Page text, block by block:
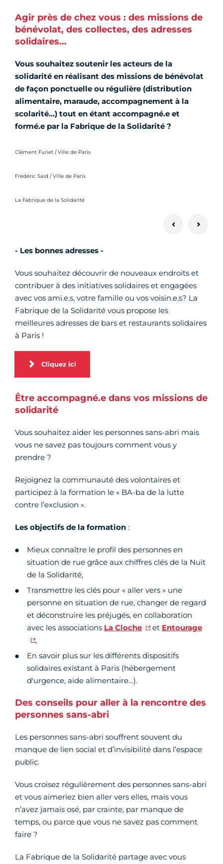
Agir près de chez vous : des missions de
bénévolat, des collectes, des adresses
solidaires…
Vous souhaitez soutenir les acteurs de la
solidarité en réalisant des missions de bénévolat
de façon ponctuelle ou régulière (distribution
alimentaire, maraude, accompagnement à la
scolarité…) tout en étant accompagné.e et
formé.e par la Fabrique de la Solidarité ?
Crédit photo :
Clément Furiet / Ville de Paris
Crédit photo :
Frédéric Saïd / Ville de Paris
Crédit photo :
La Fabrique de la Solidarité
- Les bonnes adresses -
Vous souhaitez découvrir de nouveaux endroits et
contribuer à des initiatives solidaires et engagées
avec vos ami.e.s, votre famille ou vos voisin.e.s? La
Fabrique de la Solidarité vous propose les
meilleures adresses de bars et restaurants solidaires
à Paris !
Cliquez ici
Être accompagné.e dans vos missions de
solidarité
Vous souhaitez aider les personnes sans-abri mais
vous ne savez pas toujours comment vous y
prendre ?
Rejoignez la communauté des volontaires et
participez à la formation le « BA-ba de la lutte
contre l’exclusion ».
Les objectifs de la formation :
Mieux connaître le profil des personnes en
situation de rue grâce aux chiffres clés de la Nuit
de la Solidarité,
Transmettre les clés pour « aller vers » une
personne en situation de rue, changer de regard
et déconstruire les préjugés, en collaboration
avec les associations La Cloche et Entourage
,
En savoir plus sur les différents dispositifs
solidaires existant à Paris (hébergement
d'urgence, aide alimentaire…).
Des conseils pour aller à la rencontre des
personnes sans-abri
Les personnes sans-abri souffrent souvent du
manque de lien social et d’invisibilité dans l’espace
public.
Vous croisez régulièrement des personnes sans-abri
et vous aimeriez bien aller vers elles, mais vous
n’avez jamais osé, par crainte, par manque de
temps, ou parce que vous ne savez pas comment
faire ?
La Fabrique de la Solidarité partage avec vous